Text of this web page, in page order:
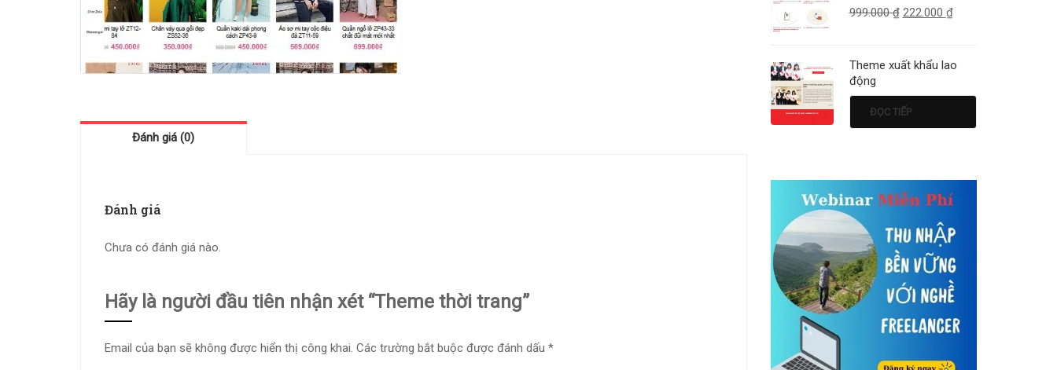
Đánh giá (0)
Đánh giá
Chưa có đánh giá nào.
Hãy là người đầu tiên nhận xét “Theme thời trang”
Email của bạn sẽ không được hiển thị công khai. Các trường bắt buộc được đánh dấu *
999.000₫ 222.000 ₫
Theme xuất khẩu lao
động
ĐỌC TIẾP